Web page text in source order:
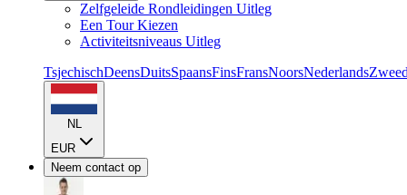
Zelfgeleide Rondleidingen Uitleg
Een Tour Kiezen
Activiteitsniveaus Uitleg
TsjechischDeensDuitsSpaansFinsFransNoorsNederlands
NL
EUR
Neem contact op